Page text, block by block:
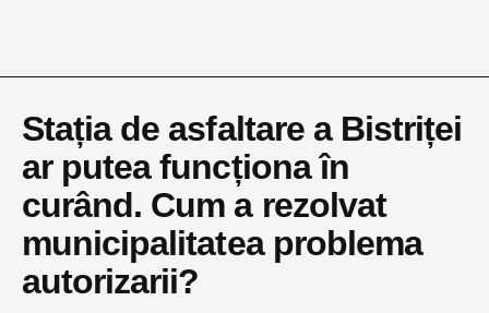
Stația de asfaltare a Bistriței
ar putea funcționa în
curând. Cum a rezolvat
municipalitatea problema
autorizarii?